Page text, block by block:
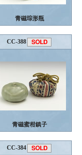
青磁琮形瓶
CC-388
青磁蜜柑鎮子
CC-384